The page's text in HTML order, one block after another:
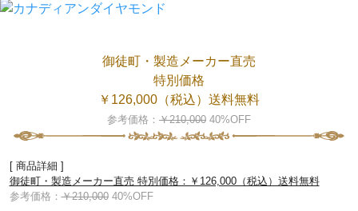
御徒町・製造メーカー直売
特別価格
￥126,000（税込）送料無料
参考価格： ￥210,000 40%OFF
[ 商品詳細 ]
御徒町・製造メーカー直売 特別価格：￥126,000（税込）送料無料
参考価格：￥210,00040%OFF